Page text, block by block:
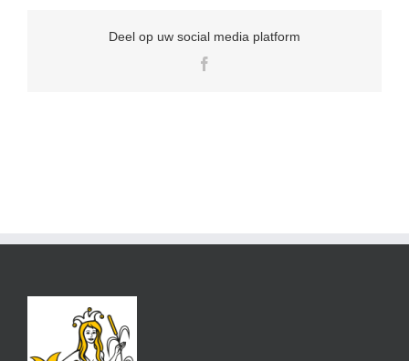
Deel op uw social media platform